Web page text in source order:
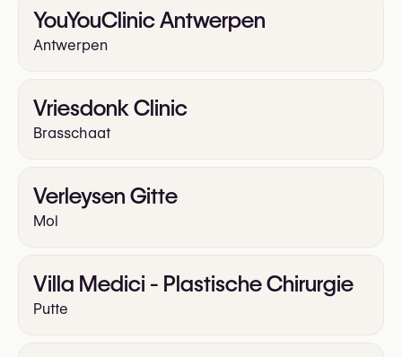
YouYouClinic Antwerpen
Antwerpen
Vriesdonk Clinic
Brasschaat
Verleysen Gitte
Mol
Villa Medici - Plastische Chirurgie
Putte